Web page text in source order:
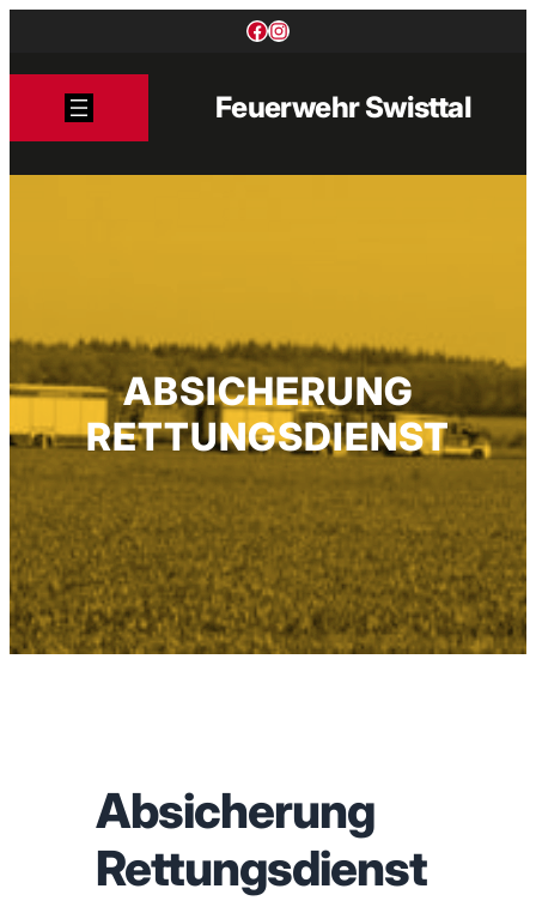
Facebook
Instagram
Feuerwehr Swisttal
ABSICHERUNG
RETTUNGSDIENST
Absicherung
Rettungsdienst